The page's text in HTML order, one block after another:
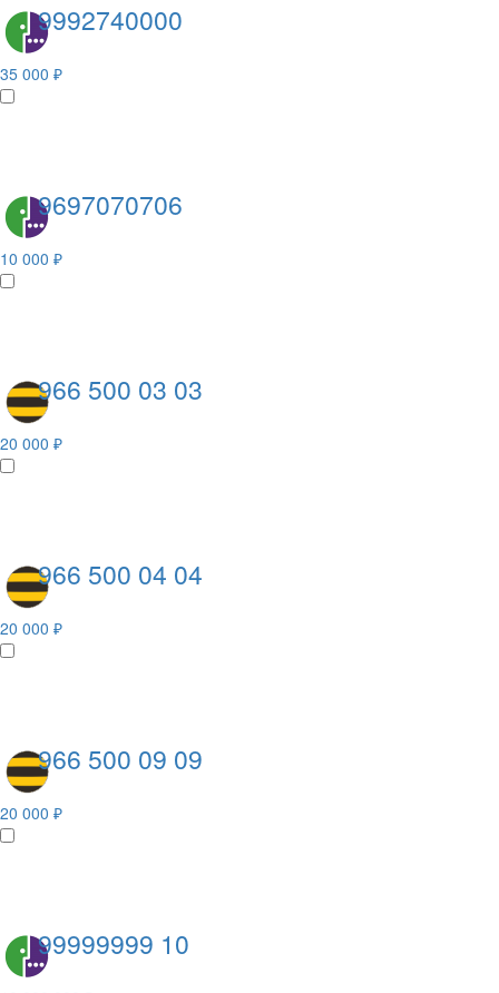
9992740000
35 000 ₽
9697070706
10 000 ₽
966 500 03 03
20 000 ₽
966 500 04 04
20 000 ₽
966 500 09 09
20 000 ₽
99999999 10